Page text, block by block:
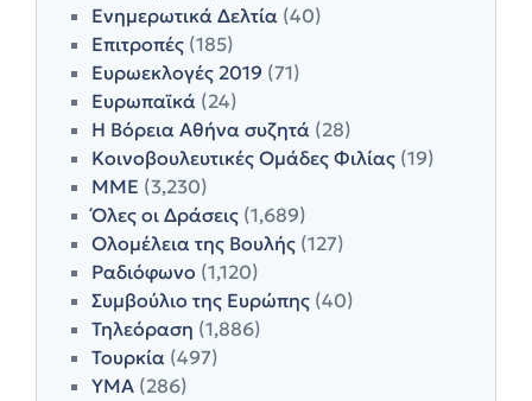
Ενημερωτικά Δελτία (40)
Επιτροπές (185)
Ευρωεκλογές 2019 (71)
Ευρωπαϊκά (24)
Η Βόρεια Αθήνα συζητά (28)
Κοινοβουλευτικές Ομάδες Φιλίας (19)
ΜΜΕ (3,230)
Όλες οι Δράσεις (1,689)
Ολομέλεια της Βουλής (127)
Ραδιόφωνο (1,120)
Συμβούλιο της Ευρώπης (40)
Τηλεόραση (1,886)
Τουρκία (497)
ΥΜΑ (286)